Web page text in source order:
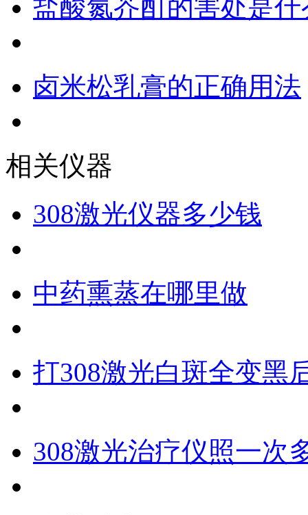
盐酸氮芥酊的害处是
卤米松乳膏的正确用法
相关仪器
308激光仪器多少钱
中药熏蒸在哪里做
打308激光白斑全变黑
308激光治疗仪照一次